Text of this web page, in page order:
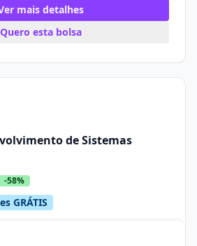
mais detalhes
Quero esta bolsa
de Sistemas
-58%
GRÁTIS